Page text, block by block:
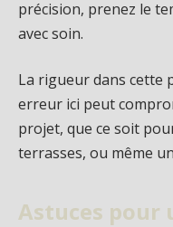
précision, prenez le
avec soin.
La rigueur dans cette
erreur ici peut
projet, que ce soit
terrasses, ou même
Astuces pour